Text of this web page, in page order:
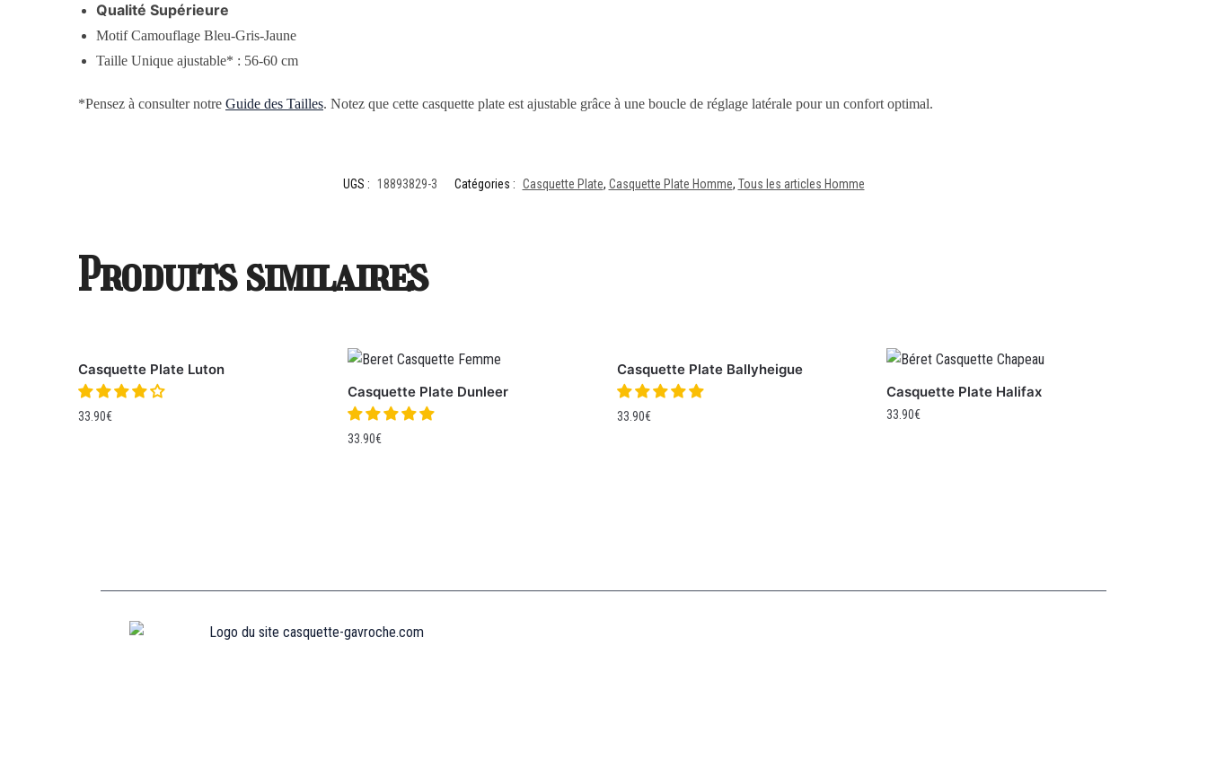
Qualité Supérieure
Motif Camouflage Bleu-Gris-Jaune
Taille Unique ajustable* : 56-60 cm
*Pensez à consulter notreGuide des Tailles. Notez que cette casquette plate est ajustable grâce à une boucle de réglage latérale pour un confort optimal.
UGS : 18893829-3 Catégories : Casquette Plate, Casquette Plate Homme, Tous les articles Homme
Produits similaires
Casquette Plate Luton
33.90€
Casquette Plate Dunleer
33.90€
Casquette Plate Ballyheigue
33.90€
Casquette Plate Halifax
33.90€